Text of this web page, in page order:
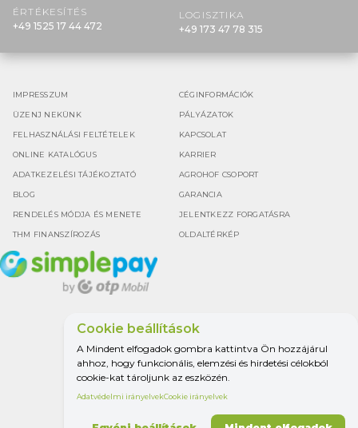
ÉRTÉKESÍTÉS
+49 1525 17 44 472
LOGISZTIKA
+49 173 47 78 315
IMPRESSZUM CÉGINFORMÁCIÓK
ÜZENJ NEKÜNK PÁLYÁZATOK
FELHASZNÁLÁSI FELTÉTELEK KAPCSOLAT
ONLINE KATALÓGUS KARRIER
ADATKEZELÉSI TÁJÉKOZTATÓ AGROHOF CSOPORT
BLOG GARANCIA
RENDELÉS MÓDJA ÉS MENETE JELENTKEZZ FORGATÁSRA
THM FINANSZÍROZÁS OLDALTÉRKÉP
MEZŐGAZDASÁGHOZ.
4.5
Cookie beállítások
A Mindent elfogadok gombra kattintva Ön hozzájárul
ahhoz, hogy funkcionális, elemzési és hirdetési célokból
cookie-kat tároljunk az eszközén.
Adatvédelmi irányelvekCookie irányelvek